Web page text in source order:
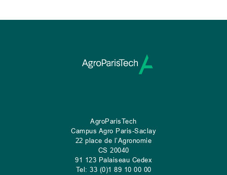
AgroParisTech
Campus Agro Paris-Saclay
22 place de l’Agronomie
CS 20040
91 123 Palaiseau Cedex
Tel: 33 (0)1 89 10 00 00